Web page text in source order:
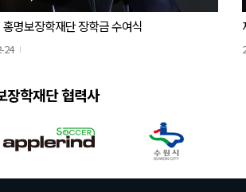
홍명보장학재단 장학금 수여식
24
장학재단 협력사